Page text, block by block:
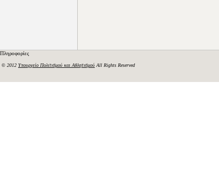
Πληροφορίες
© 2012 Υπουργείο Πολιτισμού και Αθλητισμού All Rights Reserved